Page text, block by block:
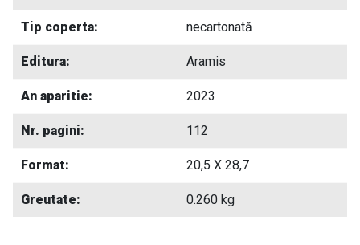
Tip coperta: necartonată
Editura: Aramis
An aparitie: 2023
Nr. pagini: 112
Format: 20,5 X 28,7
Greutate: 0.260 kg